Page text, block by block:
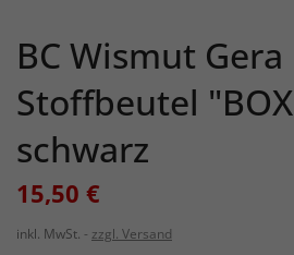
BC Wismut Gera
Stoffbeutel
schwarz
15,50 €
inkl. MwSt.
zzgl. Versand